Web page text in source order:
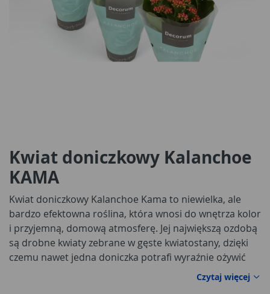
Kwiat doniczkowy Kalanchoe
KAMA
Kwiat doniczkowy Kalanchoe Kama to niewielka, ale
bardzo efektowna roślina, która wnosi do wnętrza kolor
i przyjemną, domową atmosferę. Jej największą ozdobą
są drobne kwiaty zebrane w gęste kwiatostany, dzięki
czemu nawet jedna doniczka potrafi wyraźnie ożywić
parapet, stół w jadalni, komodę czy biurko. To świetny
wybór dla osób, które chcą mieć roślinę dekoracyjną,
Czytaj więcej